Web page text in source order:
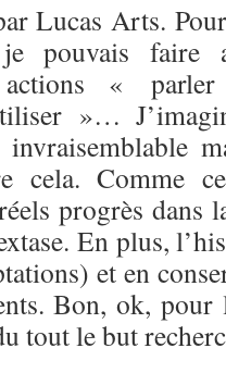
Lucas Arts.
pouvais faire
actions «
»…
invraisemblable
cela. Comme
progrès dans
En plus,
et en
Bon, ok, pour
tout le but